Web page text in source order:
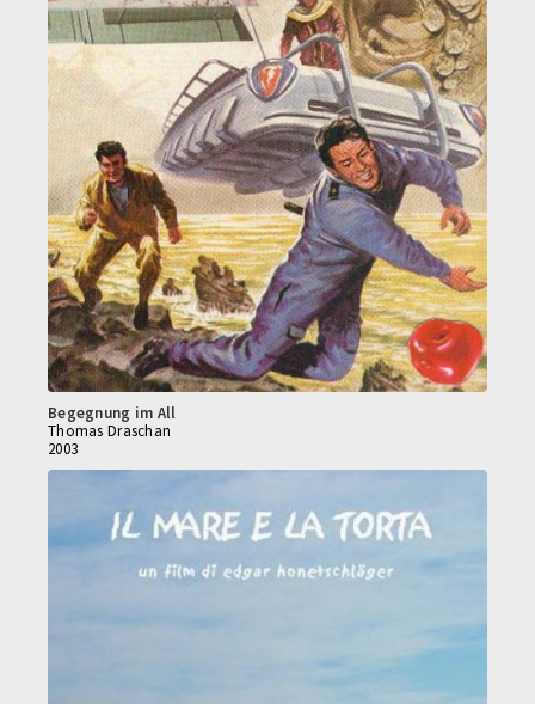
Begegnung im All
Thomas Draschan
2003